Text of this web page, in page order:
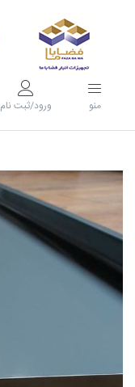
منو ورود/ثبت نام